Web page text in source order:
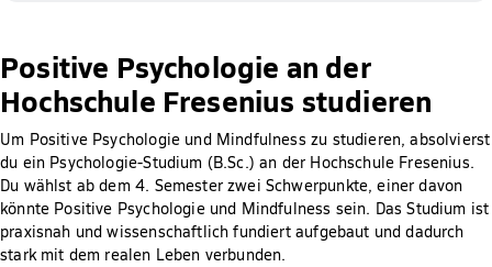
Positive Psychologie an der
Hochschule Fresenius studieren
Um Positive Psychologie und Mindfulness zu studieren, absolvierst
du ein Psychologie-Studium (B.Sc.) an der Hochschule Fresenius.
Du wählst ab dem 4. Semester zwei Schwerpunkte, einer davon
könnte Positive Psychologie und Mindfulness sein. Das Studium ist
praxisnah und wissenschaftlich fundiert aufgebaut und dadurch
stark mit dem realen Leben verbunden.